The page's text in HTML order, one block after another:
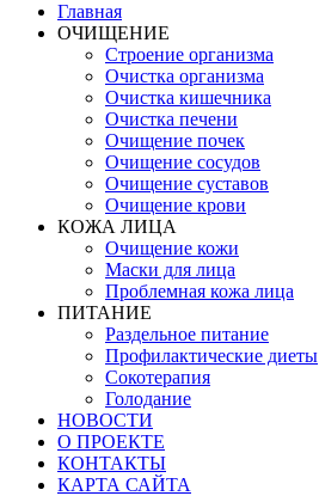
Главная
ОЧИЩЕНИЕ
Строение организма
Очистка организма
Очистка кишечника
Очистка печени
Очищение почек
Очищение сосудов
Очищение суставов
Очищение крови
КОЖА ЛИЦА
Очищение кожи
Маски для лица
Проблемная кожа лица
ПИТАНИЕ
Раздельное питание
Профилактические диеты
Сокотерапия
Голодание
НОВОСТИ
О ПРОЕКТЕ
КОНТАКТЫ
КАРТА САЙТА